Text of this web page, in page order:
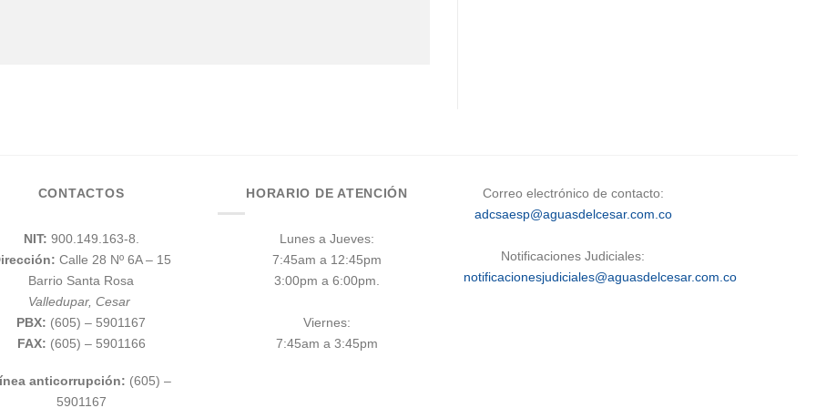
CONTACTOS
NIT: 900.149.163-8.
Calle 28 Nº 6A – 15
Barrio Santa Rosa
Valledupar, Cesar
PBX: (605) – 5901167
FAX: (605) – 5901166
anticorrupción: (605) –
5901167
HORARIO DE ATENCIÓN
Lunes a Jueves:
7:45am a 12:45pm
3:00pm a 6:00pm.
Viernes:
7:45am a 3:45pm
Correo electrónico de contacto:
adcsaesp@aguasdelcesar.com.co
Notificaciones Judiciales:
notificacionesjudiciales@aguasdelcesar.com.co